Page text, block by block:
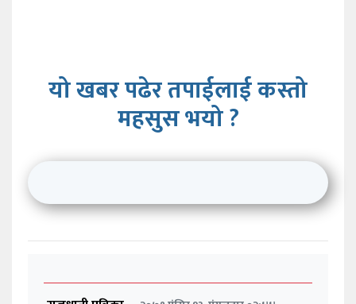
यो खबर पढेर तपाईलाई कस्तो
महसुस भयो ?